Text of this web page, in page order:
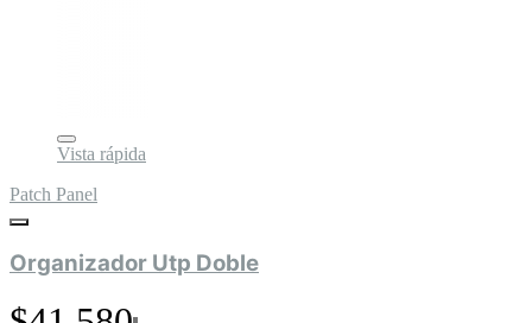
Vista rápida
Patch Panel
Organizador Utp Doble